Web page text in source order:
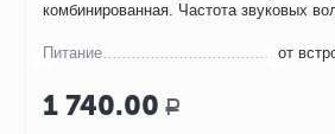
комбинированная. Частота звуковых
Питание от
1 740.00 Р